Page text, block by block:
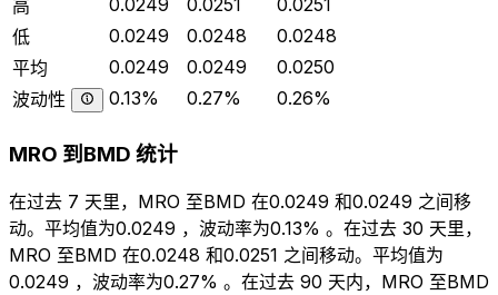
高
0.0249 0.0251
0.0251
低
0.0249 0.0248
0.0248
平均
0.0249 0.0249
0.0250
波动性
0.13% 0.27% 0.26%
MRO 到BMD 统计
在过去 7 天里，MRO 至BMD 在0.0249 和0.0249 之间移
动。平均值为0.0249 ，波动率为0.13% 。在过去 30 天里，
MRO 至BMD 在0.0248 和0.0251 之间移动。平均值为
0.0249 ，波动率为0.27% 。在过去 90 天内，MRO 至BMD